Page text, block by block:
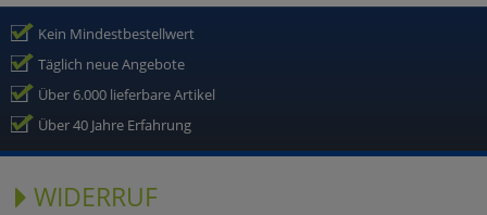
Kein Mindestbestellwert
Täglich neue Angebote
Über 6.000 lieferbare Artikel
Über 40 Jahre Erfahrung
WIDERRUF